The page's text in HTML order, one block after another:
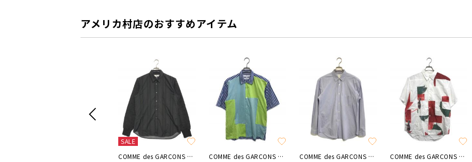
アメリカ村店のおすすめアイテム
SALE
COMME des GARCONS SHIRT
COMME des GARCONS SHIRT COMME des GARCONS SHIRT COMME des GARCONS SHIRT